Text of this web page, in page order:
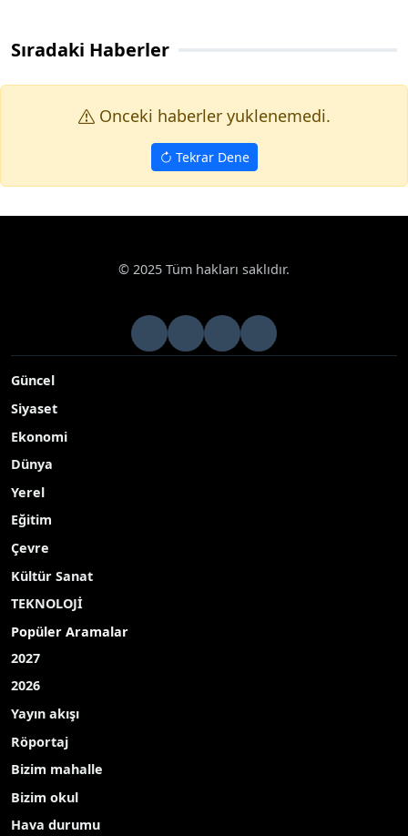
Sıradaki Haberler
Onceki haberler yuklenemedi.
Tekrar Dene
© 2025 Tüm hakları saklıdır.
Güncel
Siyaset
Ekonomi
Dünya
Yerel
Eğitim
Çevre
Kültür Sanat
TEKNOLOJİ
Popüler Aramalar
2027
2026
Yayın akışı
Röportaj
Bizim mahalle
Bizim okul
Hava durumu